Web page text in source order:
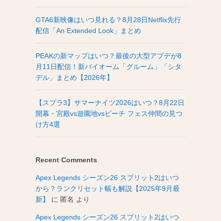
GTA6新映像はいつ見れる？8月28日Netflix先行
配信「An Extended Look」まとめ
PEAKの新マップはいつ？最後の大型アプデが8
月11日配信！新バイオーム「グルーム」「シタ
デル」まとめ【2026年】
【スプラ3】サマーナイツ2026はいつ？8月22日
開幕・宮殿vs遊園地vsビーチ フェス仲間の見つ
け方4選
Recent Comments
Apex Legends シーズン26 スプリット2はいつ
から？ランクリセット幅も解説【2025年9月最
新】
に 匿名 より
Apex Legends シーズン26 スプリット2はいつ